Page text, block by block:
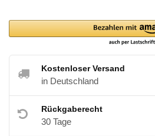
Kostenloser Versand
in Deutschland
Rückgaberecht
30 Tage